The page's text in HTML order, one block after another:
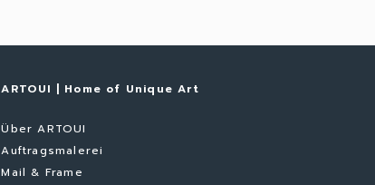
ARTOUI | Home of Unique Art
Über ARTOUI
Auftragsmalerei
Mail & Frame